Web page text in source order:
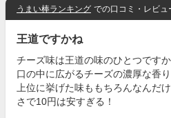
うまい棒ランキング での口コミ・レビュ
王道ですかね
チーズ味は王道の味のひとつですか
口の中に広がるチーズの濃厚な香
上位に挙げた味ももちろんなんだ
さで10円は安すぎる！